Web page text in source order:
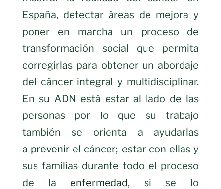
España, detectar áreas de mejora y
poner en marcha un proceso de
transformación social que permita
corregirlas para obtener un abordaje
del cáncer integral y multidisciplinar.
En su ADN está estar al lado de las
personas por lo que su trabajo
también se orienta a ayudarlas
a prevenir el cáncer; estar con ellas y
sus familias durante todo el proceso
de la enfermedad, si se lo